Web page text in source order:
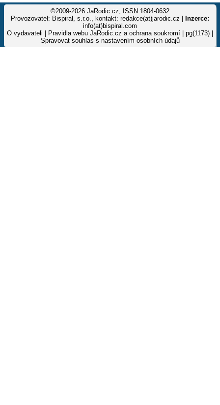
©2009-2026 JaRodic.cz, ISSN 1804-0632
Provozovatel: Bispiral, s.r.o., kontakt: redakce(at)jarodic.cz |
Inzerce:
info(at)bispiral.com
O vydavateli
Pravidla webu JaRodic.cz a ochrana soukromí | pg(1173) |
Spravovat souhlas s nastavením osobních údajů